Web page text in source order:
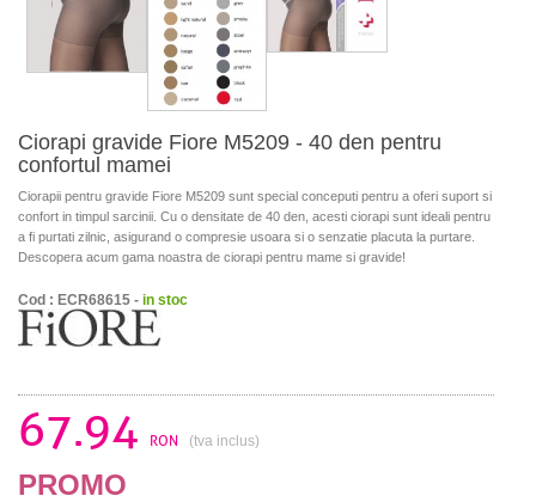
Ciorapi gravide Fiore M5209 - 40 den pentru
confortul mamei
Ciorapii pentru gravide Fiore M5209 sunt special conceputi pentru a oferi suport si
confort in timpul sarcinii. Cu o densitate de 40 den, acesti ciorapi sunt ideali pentru
a fi purtati zilnic, asigurand o compresie usoara si o senzatie placuta la purtare.
Descopera acum gama noastra de ciorapi pentru mame si gravide!
Cod : ECR68615 - in stoc
67.94 RON (tva inclus)
PROMO